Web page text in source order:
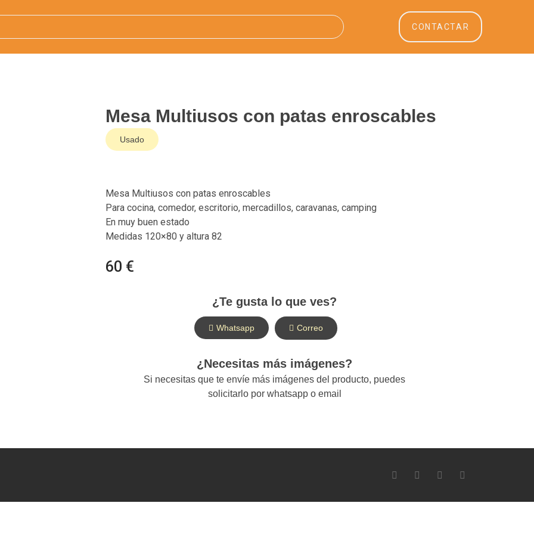
CONTACTAR
Mesa Multiusos con patas enroscables
Usado
Mesa Multiusos con patas enroscables
Para cocina, comedor, escritorio, mercadillos, caravanas, camping
En muy buen estado
Medidas 120×80 y altura 82
60 €
¿Te gusta lo que ves?
Whatsapp Correo
¿Necesitas más imágenes?
Si necesitas que te envíe más imágenes del producto, puedes
solicitarlo por whatsapp o email